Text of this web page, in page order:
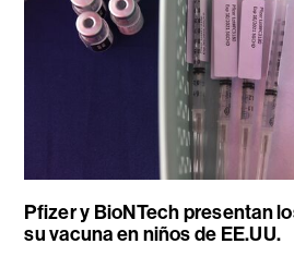
Pfizer y BioNTech presentan
su vacuna en niños de EE.UU.